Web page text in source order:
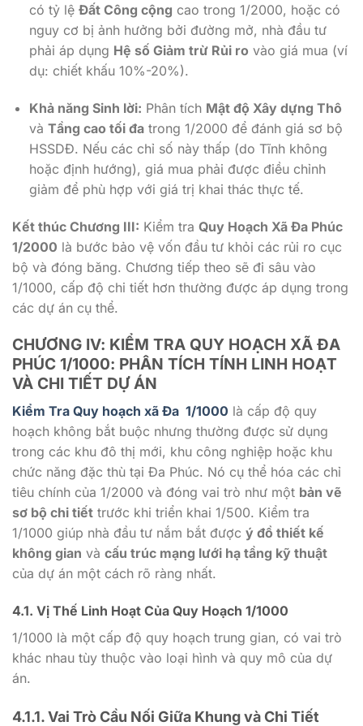
có tỷ lệ Đất Công cộng cao trong 1/2000, hoặc có
nguy cơ bị ảnh hưởng bởi đường mở, nhà đầu tư
phải áp dụng Hệ số Giảm trừ Rủi ro vào giá mua (ví
dụ: chiết khấu 10%-20%).
Khả năng Sinh lời: Phân tích Mật độ Xây dựng Thô
và Tầng cao tối đatrong 1/2000 để đánh giá sơ bộ
HSSDĐ. Nếu các chỉ số này thấp (do Tĩnh không
hoặc định hướng), giá mua phải được điều chỉnh
giảm để phù hợp với giá trị khai thác thực tế.
Kết thúc Chương III: Kiểm tra Quy Hoạch Xã Đa Phúc
1/2000 là bước bảo vệ vốn đầu tư khỏi các rủi ro cục
bộ và đóng băng. Chương tiếp theo sẽ đi sâu vào
1/1000, cấp độ chi tiết hơn thường được áp dụng trong
các dự án cụ thể.
CHƯƠNG IV: KIỂM TRA QUY HOẠCH XÃ ĐA
PHÚC 1/1000: PHÂN TÍCH TÍNH LINH HOẠT
VÀ CHI TIẾT DỰ ÁN
Kiểm Tra Quy hoạch xã Đa 1/1000 là cấp độ quy
hoạch không bắt buộc nhưng thường được sử dụng
trong các khu đô thị mới, khu công nghiệp hoặc khu
chức năng đặc thù tại Đa Phúc. Nó cụ thể hóa các chỉ
tiêu chính của 1/2000 và đóng vai trò như một bản vẽ
sơ bộ chi tiết trước khi triển khai 1/500. Kiểm tra
1/1000 giúp nhà đầu tư nắm bắt được ý đồ thiết kế
không gian và cấu trúc mạng lưới hạ tầng kỹ thuật
của dự án một cách rõ ràng nhất.
4.1. Vị Thế Linh Hoạt Của Quy Hoạch 1/1000
1/1000 là một cấp độ quy hoạch trung gian, có vai trò
khác nhau tùy thuộc vào loại hình và quy mô của dự
án.
4.1.1. Vai Trò Cầu Nối Giữa Khung và Chi Tiết